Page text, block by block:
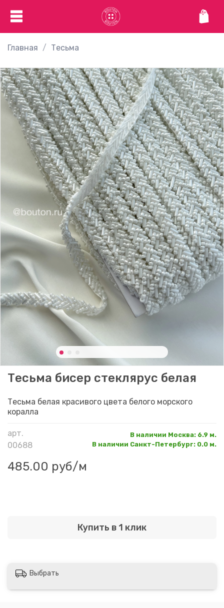
Главная Тесьма
арт.
00688
В наличии Москва: 6.9 м.
В наличии Санкт-Петербург: 0.0 м.
Тесьма бисер стеклярус белая
485.00 руб/м
Купить в 1 клик
Тесьма белая красивого цвета белого морского
коралла
Выбрать